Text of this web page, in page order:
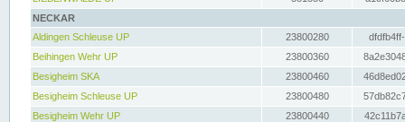
NECKAR
Aldingen Schleuse UP
23800280
Beihingen Wehr UP
23800360
Besigheim SKA
23800460
Besigheim Schleuse UP
23800480
Besigheim Wehr UP
23800440